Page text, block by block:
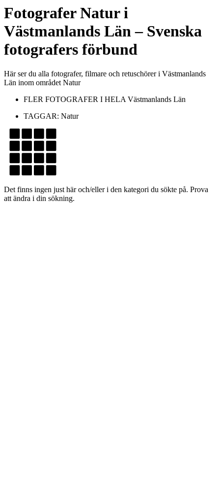
FotograferNaturi
Västmanlands Län– Svenska
fotografers förbund
Här ser du alla fotografer, filmare och retuschörer i Västmanlands
Län inom området Natur
FLER FOTOGRAFER I HELA Västmanlands Län
TAGGAR: Natur
Det finns ingen just här och/eller i den kategori du sökte på. Prova
att ändra i din sökning.